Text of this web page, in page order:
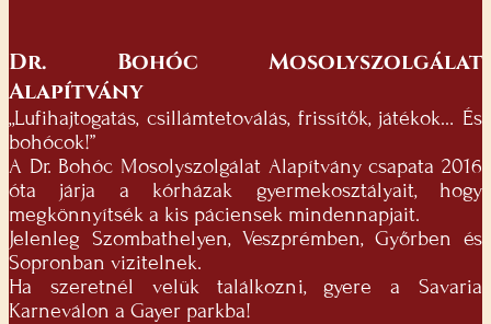
Dr. Bohóc Mosolyszolgálat
Alapítvány
„Lufihajtogatás, csillámtetoválás, frissítők, játékok… És
bohócok!”
A Dr. Bohóc Mosolyszolgálat Alapítvány csapata 2016
óta járja a kórházak gyermekosztályait, hogy
megkönnyítsék a kis páciensek mindennapjait.
Jelenleg Szombathelyen, Veszprémben, Győrben és
Sopronban vizitelnek.
Ha szeretnél velük találkozni, gyere a Savaria
Karneválon a Gayer parkba!